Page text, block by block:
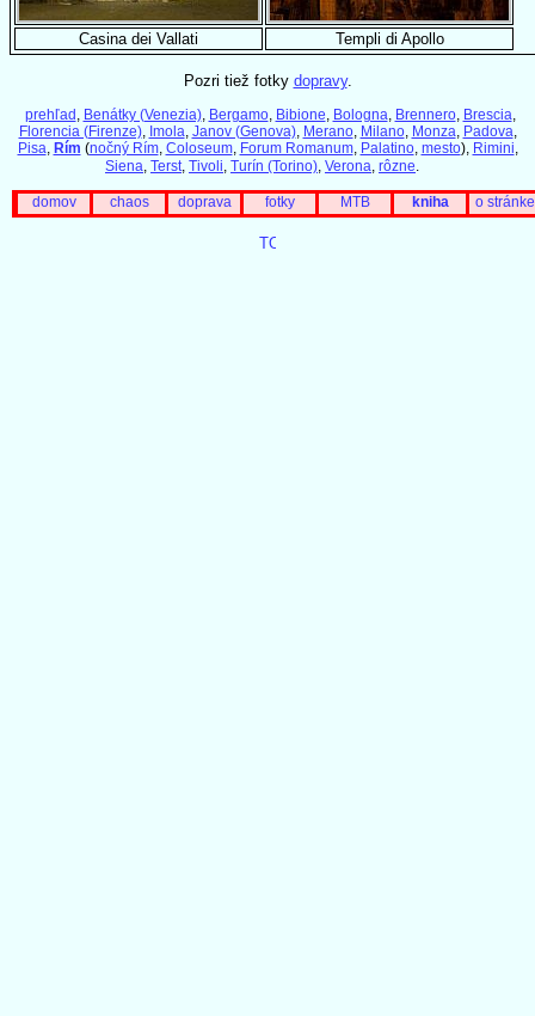
Casina dei Vallati Templi di Apollo
Pozri tiež fotky dopravy.
prehľad , Benátky (Venezia), Bergamo, Bibione, Bologna, Brennero, Brescia,
Florencia (Firenze), Imola, Janov (Genova), Merano, Milano, Monza, Padova,
Pisa, Rím (nočný Rím, Coloseum, Forum Romanum, Palatino, mesto), Rimini,
Siena, Terst, Tivoli, Turín (Torino), Verona, rôzne.
domov chaos doprava fotky MTB kniha o stránke